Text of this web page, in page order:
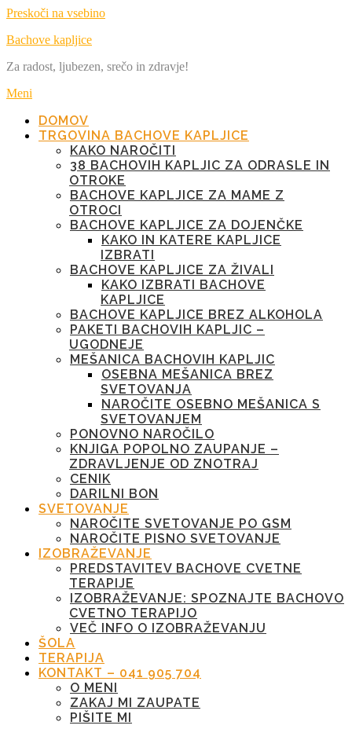
Preskoči na vsebino
Bachove kapljice
Za radost, ljubezen, srečo in zdravje!
Meni
DOMOV
TRGOVINA BACHOVE KAPLJICE
KAKO NAROČITI
38 BACHOVIH KAPLJIC ZA ODRASLE IN
OTROKE
BACHOVE KAPLJICE ZA MAME Z
OTROCI
BACHOVE KAPLJICE ZA DOJENČKE
KAKO IN KATERE KAPLJICE
IZBRATI
BACHOVE KAPLJICE ZA ŽIVALI
KAKO IZBRATI BACHOVE
KAPLJICE
BACHOVE KAPLJICE BREZ ALKOHOLA
PAKETI BACHOVIH KAPLJIC –
UGODNEJE
MEŠANICA BACHOVIH KAPLJIC
OSEBNA MEŠANICA BREZ
SVETOVANJA
NAROČITE OSEBNO MEŠANICA S
SVETOVANJEM
PONOVNO NAROČILO
KNJIGA POPOLNO ZAUPANJE –
ZDRAVLJENJE OD ZNOTRAJ
CENIK
DARILNI BON
SVETOVANJE
NAROČITE SVETOVANJE PO GSM
NAROČITE PISNO SVETOVANJE
IZOBRAŽEVANJE
PREDSTAVITEV BACHOVE CVETNE
TERAPIJE
IZOBRAŽEVANJE: SPOZNAJTE BACHOVO
CVETNO TERAPIJO
VEČ INFO O IZOBRAŽEVANJU
ŠOLA
TERAPIJA
KONTAKT – 041 905 704
O MENI
ZAKAJ MI ZAUPATE
PIŠITE MI